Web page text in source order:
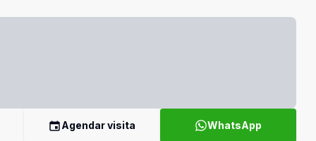
Agendar visita WhatsApp